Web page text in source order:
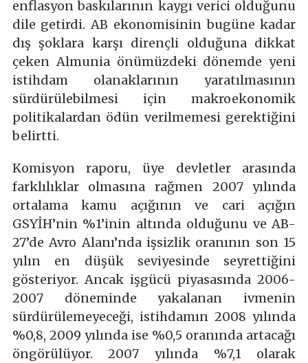
enflasyon baskılarının kaygı verici olduğunu
dile getirdi. AB ekonomisinin bugüne kadar
dış şoklara karşı dirençli olduğuna dikkat
çeken Almunia önümüzdeki dönemde yeni
istihdam olanaklarının yaratılmasının
sürdürülebilmesi için makroekonomik
politikalardan ödün verilmemesi gerektiğini
belirtti.
Komisyon raporu, üye devletler arasında
farklılıklar olmasına rağmen 2007 yılında
ortalama kamu açığının ve cari açığın
GSYİH’nin %1’inin altında olduğunu ve AB-
27’de Avro Alanı’nda işsizlik oranının son 15
yılın en düşük seviyesinde seyrettiğini
gösteriyor. Ancak işgücü piyasasında 2006-
2007 döneminde yakalanan ivmenin
sürdürülemeyeceği, istihdamın 2008 yılında
%0,8, 2009 yılında ise %0,5 oranında artacağı
öngörülüyor. 2007 yılında %7,1 olarak